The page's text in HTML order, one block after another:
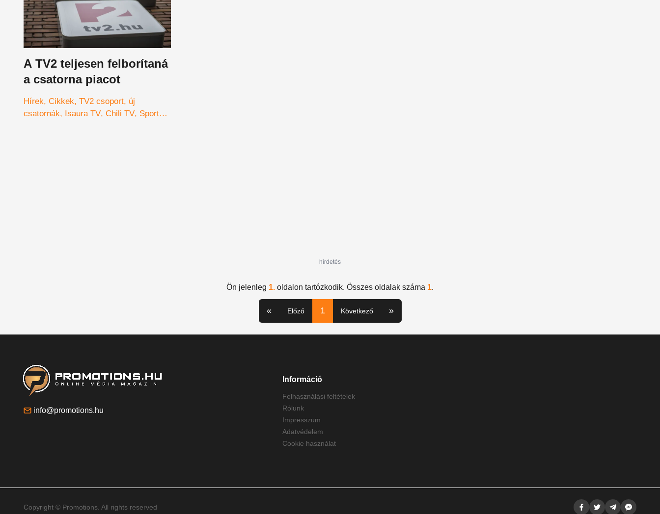
A TV2 teljesen felborítaná
a csatorna piacot
Hírek Cikkek TV2 csoport új
csatornák
Isaura TV Chili TV Sport
hirdetés
Ön jelenleg 1. oldalon tartózkodik. Összes oldalak száma 1.
« Előző 1 Következő »
info@promotions.hu
Információ
Felhasználási feltételek
Rólunk
Impresszum
Adatvédelem
Cookie használat
Copyright © Promotions. All rights reserved